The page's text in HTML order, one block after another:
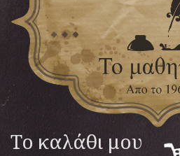
To καλάθι μου